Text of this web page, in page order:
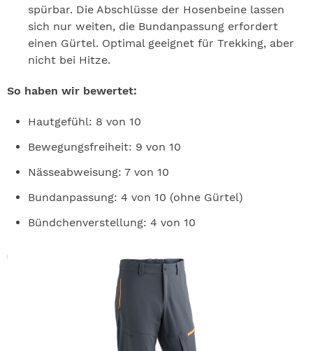
spürbar. Die Abschlüsse der Hosenbeine lassen
sich nur weiten, die Bundanpassung erfordert
einen Gürtel. Optimal geeignet für Trekking, aber
nicht bei Hitze.
So haben wir bewertet:
Hautgefühl: 8 von 10
Bewegungsfreiheit: 9 von 10
Nässeabweisung: 7 von 10
Bundanpassung: 4 von 10 (ohne Gürtel)
Bündchenverstellung: 4 von 10